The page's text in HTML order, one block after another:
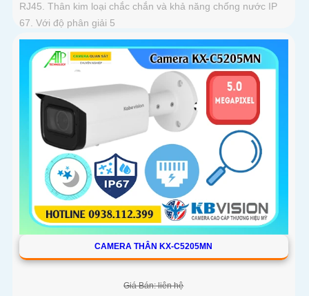
RJ45. Thân kim loại chắc chắn và khả năng chống nước IP
67. Với độ phân giải 5
CAMERA THÂN KX-C5205MN
Giá Bán: liên hệ